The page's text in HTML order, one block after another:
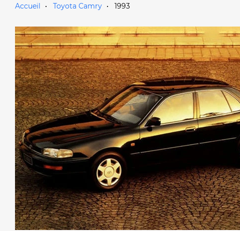
Accueil Toyota Camry 1993